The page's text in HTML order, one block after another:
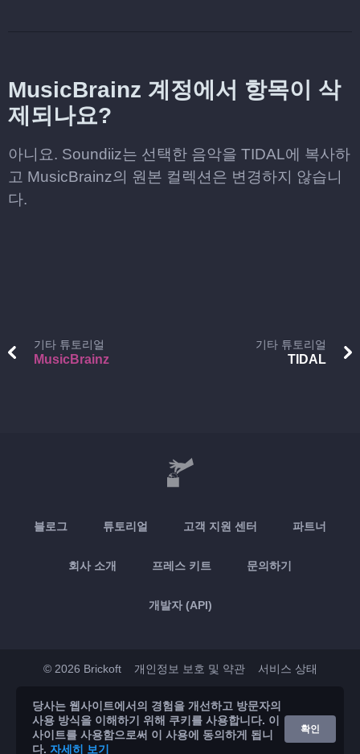
MusicBrainz 계정에서 항목이 삭
제되나요?
아니요. Soundiiz는 선택한 음악을 TIDAL에 복사하
고 MusicBrainz의 원본 컬렉션은 변경하지 않습니
다.
기타 튜토리얼
MusicBrainz
기타 튜토리얼
TIDAL
블로그 튜토리얼 고객 지원 센터 파트너
회사 소개 프레스 키트 문의하기
개발자 (API)
© 2026 Brickoft 개인정보 보호 및 약관 서비스 상태
App Store Google Play
당사는 웹사이트에서의 경험을 개선하고 방문자의
사용 방식을 이해하기 위해 쿠키를 사용합니다. 이
사이트를 사용함으로써 이 사용에 동의하게 됩니
다. 자세히 보기
확인